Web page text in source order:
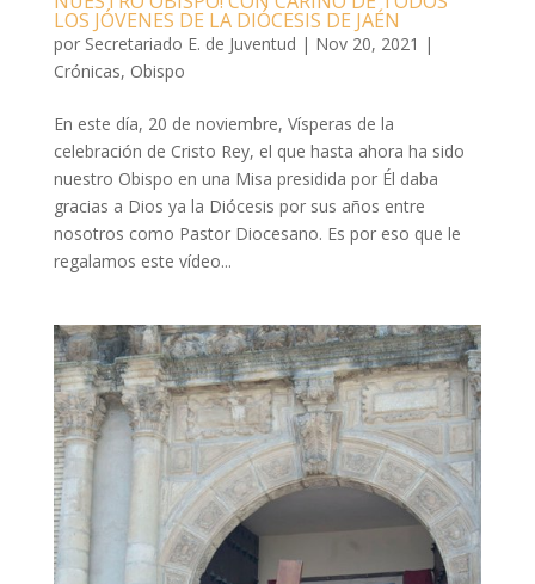
LOS JÓVENES DE LA DIÓCESIS DE JAÉN
por Secretariado E. de Juventud | Nov 20, 2021 |
Crónicas, Obispo
En este día, 20 de noviembre, Vísperas de la
celebración de Cristo Rey, el que hasta ahora ha sido
nuestro Obispo en una Misa presidida por Él daba
gracias a Dios ya la Diócesis por sus años entre
nosotros como Pastor Diocesano. Es por eso que le
regalamos este vídeo...